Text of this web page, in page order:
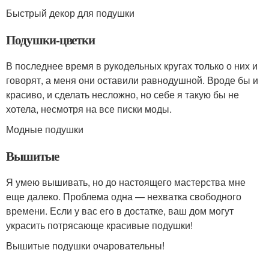
Быстрый декор для подушки
Подушки-цветки
В последнее время в рукодельных кругах только о них и
говорят, а меня они оставили равнодушной. Вроде бы и
красиво, и сделать несложно, но себе я такую бы не
хотела, несмотря на все писки моды.
Модные подушки
Вышитые
Я умею вышивать, но до настоящего мастерства мне
еще далеко. Проблема одна — нехватка свободного
времени. Если у вас его в достатке, ваш дом могут
украсить потрясающе красивые подушки!
Вышитые подушки очаровательны!